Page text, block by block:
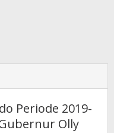
Periode 2019-
Olly